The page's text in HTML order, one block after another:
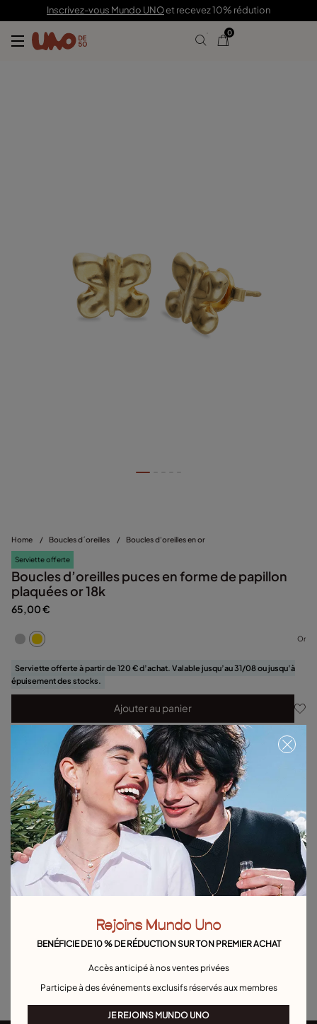
Inscrivez-vous Mundo UNOet recevez 10% rédution
0
Home / Boucles d´oreilles / Boucles d'oreilles en or
Serviette offerte
Boucles d’oreilles puces en forme de papillon
plaquées or 18k
65,00 €
Or
Serviette offerte à partir de 120 € d’achat. Valable jusqu’au 31/08 ou jusqu’à
épuisement des stocks.
Ajouter au panier
Détails du produit
Retours et livraisons
Guide des tailles et des ajustements
Explorez d'autres catégories Boucles d´oreilles
Boucles d'oreilles en argent Boucles d'oreilles en or
Longues boucles d'oreilles Boucles d'Oreilles Puces
Pour occasions spéciales
Rejoins Mundo Uno
BENÉFICIE DE 10 % DE RÉDUCTION SUR TON PREMIER ACHAT
Accès anticipé à nos ventes privées
Participe à des événements exclusifs réservés aux membres
JE REJOINS MUNDO UNO